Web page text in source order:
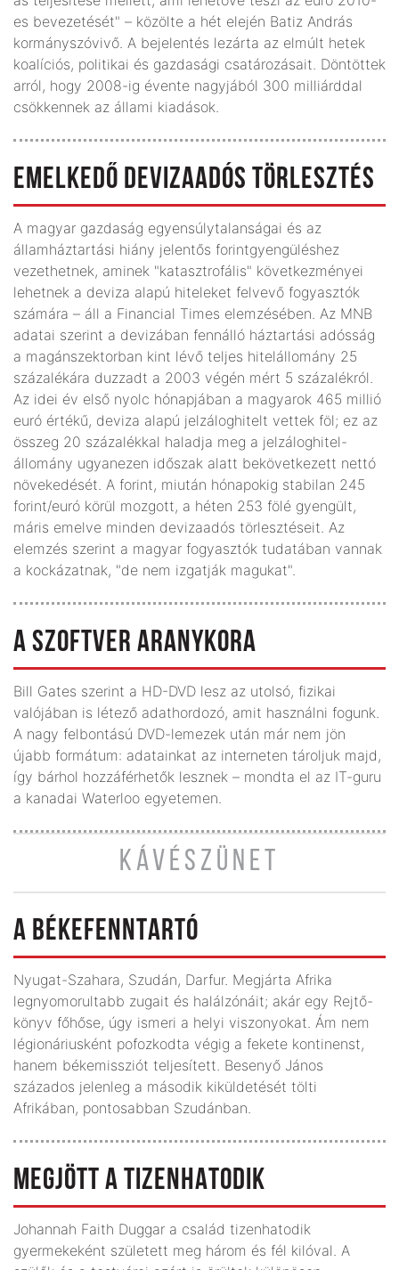
es bevezetését" – közölte a hét elején Batiz András
kormányszóvivő. A bejelentés lezárta az elmúlt hetek
koalíciós, politikai és gazdasági csatározásait. Döntöttek
arról, hogy 2008-ig évente nagyjából 300 milliárddal
csökkennek az állami kiadások.
EMELKEDŐ DEVIZAADÓS TÖRLESZTÉS
A magyar gazdaság egyensúlytalanságai és az
államháztartási hiány jelentős forintgyengüléshez
vezethetnek, aminek "katasztrofális" következményei
lehetnek a deviza alapú hiteleket felvevő fogyasztók
számára – áll a Financial Times elemzésében. Az MNB
adatai szerint a devizában fennálló háztartási adósság
a magánszektorban kint lévő teljes hitelállomány 25
százalékára duzzadt a 2003 végén mért 5 százalékról.
Az idei év első nyolc hónapjában a magyarok 465 millió
euró értékű, deviza alapú jelzáloghitelt vettek föl; ez az
összeg 20 százalékkal haladja meg a jelzáloghitel-
állomány ugyanezen időszak alatt bekövetkezett nettó
növekedését. A forint, miután hónapokig stabilan 245
forint/euró körül mozgott, a héten 253 fölé gyengült,
máris emelve minden devizaadós törlesztéseit. Az
elemzés szerint a magyar fogyasztók tudatában vannak
a kockázatnak, "de nem izgatják magukat".
A SZOFTVER ARANYKORA
Bill Gates szerint a HD-DVD lesz az utolsó, fizikai
valójában is létező adathordozó, amit használni fogunk.
A nagy felbontású DVD-lemezek után már nem jön
újabb formátum: adatainkat az interneten tároljuk majd,
így bárhol hozzáférhetők lesznek – mondta el az IT-guru
a kanadai Waterloo egyetemen.
KÁVÉSZÜNET
A BÉKEFENNTARTÓ
Nyugat-Szahara, Szudán, Darfur. Megjárta Afrika
legnyomorultabb zugait és halálzónáit; akár egy Rejtő-
könyv főhőse, úgy ismeri a helyi viszonyokat. Ám nem
légionáriusként pofozkodta végig a fekete kontinenst,
hanem békemissziót teljesített. Besenyő János
százados jelenleg a második kiküldetését tölti
Afrikában, pontosabban Szudánban.
MEGJÖTT A TIZENHATODIK
Johannah Faith Duggar a család tizenhatodik
gyermekeként született meg három és fél kilóval. A